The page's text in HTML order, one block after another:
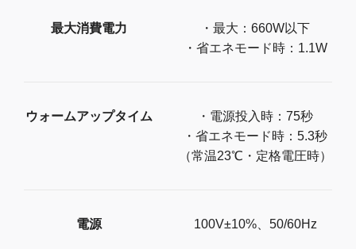
最大消費電力
・最大：660W以下
・省エネモード時：1.1W
ウォームアップタイム
・電源投入時：75秒
・省エネモード時：5.3秒
（常温23℃・定格電圧時）
電源 100V±10%、50/60Hz